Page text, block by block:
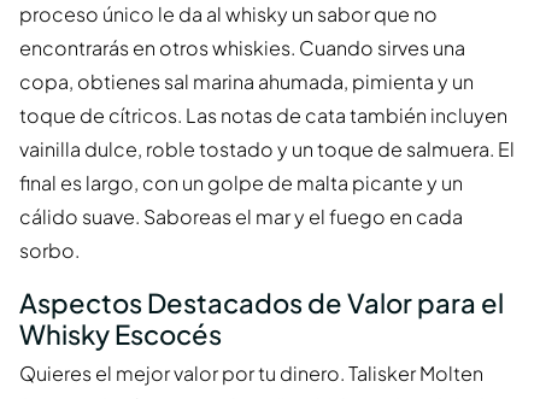
proceso único le da al whisky un sabor que no
encontrarás en otros whiskies. Cuando sirves una
copa, obtienes sal marina ahumada, pimienta y un
toque de cítricos. Las notas de cata también incluyen
vainilla dulce, roble tostado y un toque de salmuera. El
final es largo, con un golpe de malta picante y un
cálido suave. Saboreas el mar y el fuego en cada
sorbo.
Aspectos Destacados de Valor para el
Whisky Escocés
Quieres el mejor valor por tu dinero. Talisker Molten